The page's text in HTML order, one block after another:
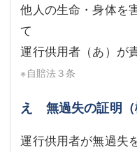
他人の生命・身体を
て
運行供用者（あ）が
※自賠法３条
え 無過失の証明（
運行供用者が無過失